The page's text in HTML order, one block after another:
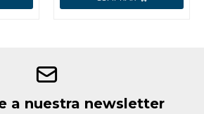
a nuestra newsletter